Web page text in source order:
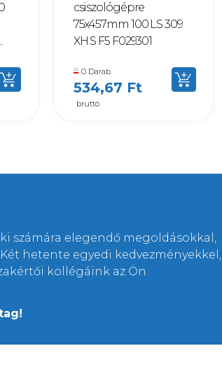
csiszológépre
75x457mm 100 LS 309
XH S F5 F029301
0 Darab
534,67 Ft
bruttó
számára elegendő megoldásokkal,
hetente egyedi kedvezményekkel,
kollégáink az Ön